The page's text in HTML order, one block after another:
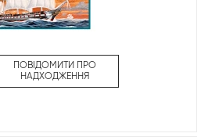
ПОВІДОМИТИ ПРО
НАДХОДЖЕННЯ